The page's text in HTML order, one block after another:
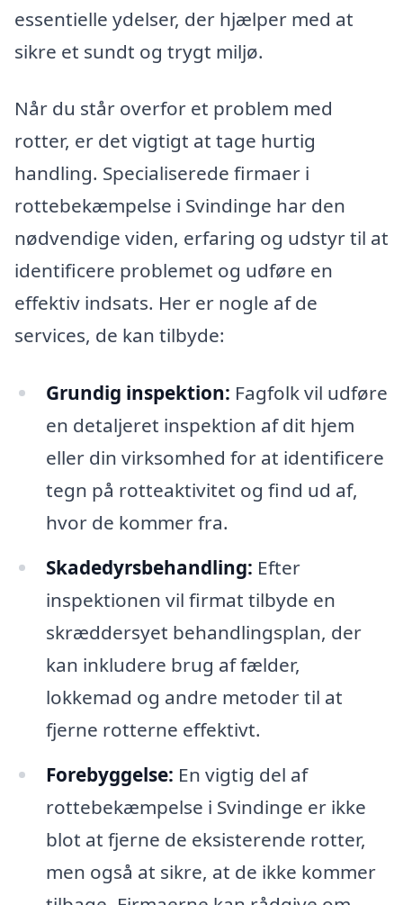
essentielle ydelser, der hjælper med at
sikre et sundt og trygt miljø.
Når du står overfor et problem med
rotter, er det vigtigt at tage hurtig
handling. Specialiserede firmaer i
rottebekæmpelse i Svindinge har den
nødvendige viden, erfaring og udstyr til at
identificere problemet og udføre en
effektiv indsats. Her er nogle af de
services, de kan tilbyde:
Grundig inspektion: Fagfolk vil udføre
en detaljeret inspektion af dit hjem
eller din virksomhed for at identificere
tegn på rotteaktivitet og find ud af,
hvor de kommer fra.
Skadedyrsbehandling: Efter
inspektionen vil firmat tilbyde en
skræddersyet behandlingsplan, der
kan inkludere brug af fælder,
lokkemad og andre metoder til at
fjerne rotterne effektivt.
Forebyggelse: En vigtig del af
rottebekæmpelse i Svindinge er ikke
blot at fjerne de eksisterende rotter,
men også at sikre, at de ikke kommer